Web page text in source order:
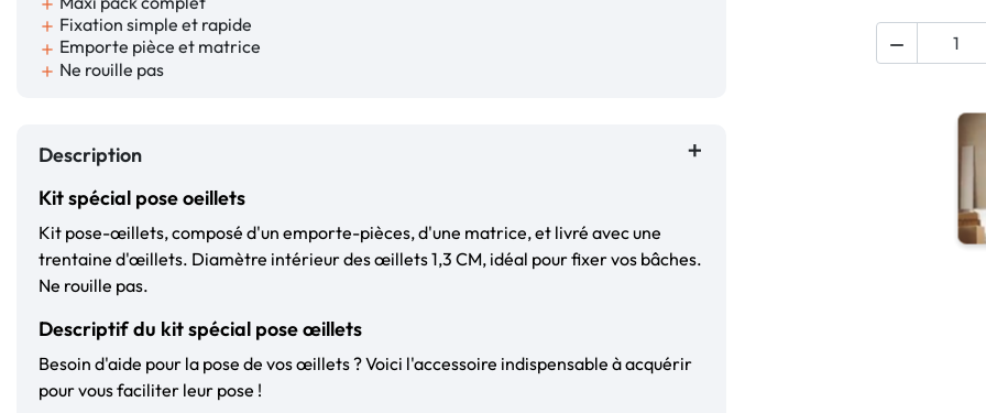
add
add Fixation simple et rapide
add Emporte pièce et matrice
add Ne rouille pas
Description
Kit spécial pose oeillets
Kit pose-œillets, composé d'un emporte-pièces, d'une matrice, et livré avec une
trentaine d'œillets. Diamètre intérieur des œillets 1,3 CM, idéal pour fixer vos bâches.
Ne rouille pas.
Descriptif du kit spécial pose œillets
Besoin d'aide pour la pose de vos œillets ? Voici l'accessoire indispensable à acquérir
pour vous faciliter leur pose !
